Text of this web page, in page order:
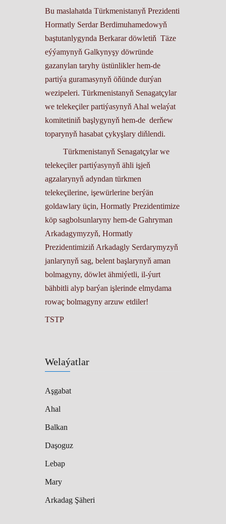
Welaýatlar
Aşgabat
Ahal
Balkan
Daşoguz
Lebap
Mary
Arkadag Şäheri
Bu maslahatda Türkmenistanyň Prezidenti
Hormatly Serdar Berdimuhamedowyň
baştutanlygynda Berkarar döwletiň Täze
eýýamynyň Galkynyşy döwründe
gazanylan taryhy üstünlikler hem-de
partiýa guramasynyň öňünde durýan
wezipeleri. Türkmenistanyň Senagatçylar
we telekeçiler partiýasynyň Ahal welaýat
komitetiniň başlygynyň hem-de derňew
toparynyň hasabat çykyşlary diňlendi.
Türkmenistanyň Senagatçylar we
telekeçiler partiýasynyň ähli işjeň
agzalarynyň adyndan türkmen
telekeçilerine, işewürlerine berýän
goldawlary üçin, Hormatly Prezidentimize
köp sagbolsunlaryny hem-de Gahryman
Arkadagymyzyň, Hormatly
Prezidentimiziň Arkadagly Serdarymyzyň
janlarynyň sag, belent başlarynyň aman
bolmagyny, döwlet ähmiýetli, il-ýurt
bähbitli alyp barýan işlerinde elmydama
rowaç bolmagyny arzuw etdiler!
TSTP